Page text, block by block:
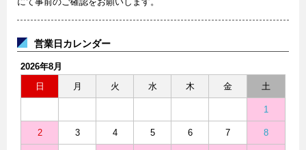
営業日カレンダー
2026年8月
日
月 火 水 木 金 土
1
2 3 4 5 6 7 8